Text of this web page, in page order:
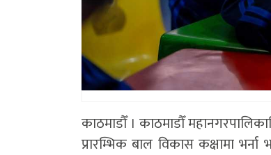
काठमाडौँ । काठमाडौँ
प्रारम्भिक बाल विकास कक्षामा